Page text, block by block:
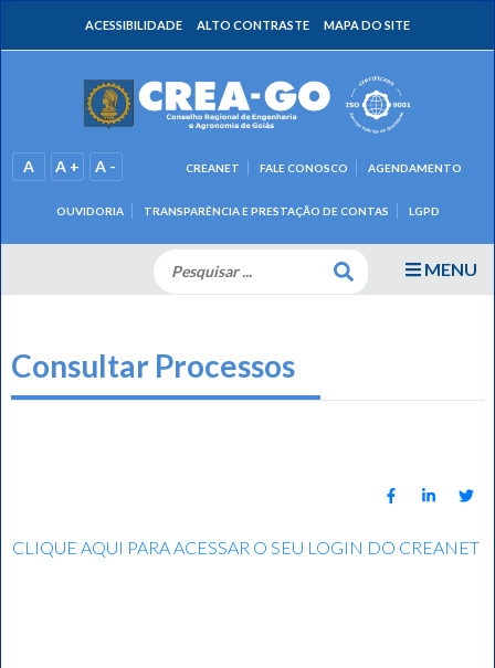
ACESSIBILIDADE ALTO CONTRASTE MAPA DO SITE
A A + A -
OUVIDORIA TRANSPARÊNCIA E PRESTAÇÃO DE CONTAS LGPD
CREANET FALE CONOSCO AGENDAMENTO
MENU
Consultar Processos
CLIQUE AQUI PARA ACESSAR O SEU LOGIN DO CREANET